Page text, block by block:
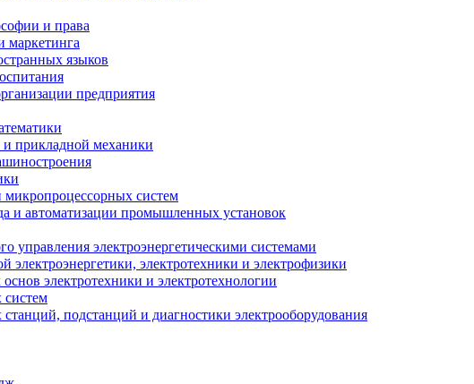
и права
маркетинга
языков
предприятия
и прикладной механики
микропроцессорных систем
и автоматизации промышленных установок
управления электроэнергетическими системами
электроэнергетики, электротехники и электрофизики
электротехники и электротехнологии
систем
станций, подстанций и диагностики электрооборудования